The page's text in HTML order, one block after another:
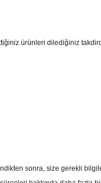
ürünleri dilediğiniz
sonra, size gerekli